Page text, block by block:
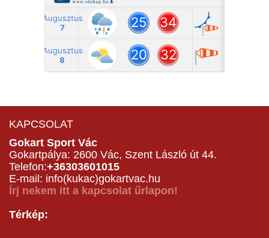
KAPCSOLAT
Gokart Sport Vác
Gokartpálya: 2600 Vác, Szent László út 44.
Telefon:+36303601015
E-mail: info(kukac)gokartvac.hu
Írj nekem itt a kapcsolat űrlapon!
Térkép: